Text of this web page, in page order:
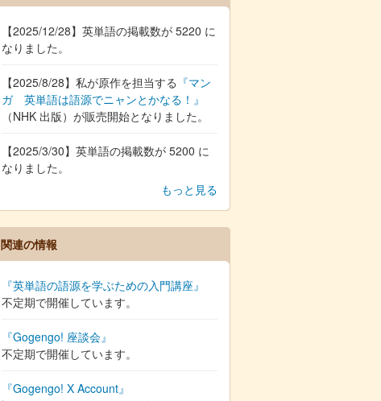
【2025/12/28】英単語の掲載数が 5220 に
なりました。
【2025/8/28】私が原作を担当する 『マン
ガ 英単語は語源でニャンとかなる！』
（NHK 出版）が販売開始となりました。
【2025/3/30】英単語の掲載数が 5200 に
なりました。
もっと見る
関連の情報
『英単語の語源を学ぶための入門講座』
不定期で開催しています。
『Gogengo! 座談会』
不定期で開催しています。
『Gogengo! X Account』